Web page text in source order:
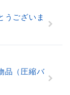
うございま
品（圧縮バ